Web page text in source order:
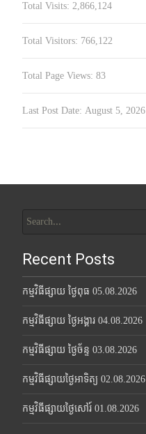
Total Visits: 2,866,124
Total Visitors: 766,122
Total Page Views: 83
Last Post Date: August 5, 2026
for:
Recent Posts
កម្មវិធីផ្សាយ ថ្ងៃពុធ 05.08.2026
កម្មវិធីផ្សាយ ថ្ងៃអង្គារ 04.08.2026
កម្មវិធីផ្សាយ ថ្ងៃច័ន្ទ 03.08.2026
កម្មវិធីផ្សាយថ្ងៃអាទិត្យ 02.08.2026
កម្មវិធីផ្សាយថ្ងៃសៅរ៍ 01.08.2026